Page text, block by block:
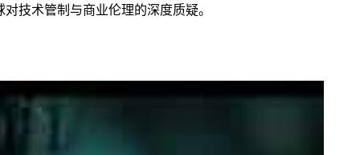
技术管制与商业伦理的深度质疑。